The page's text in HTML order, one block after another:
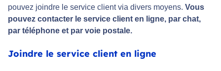
pouvez joindre le service client via divers moyens. Vous
pouvez contacter le service client en ligne, par chat,
par téléphone et par voie postale.
Joindre le service client en ligne